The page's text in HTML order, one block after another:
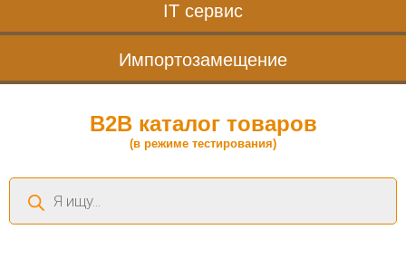
IT сервис
Импортозамещение
B2B каталог товаров
(в режиме тестирования)
Поиск
товаров